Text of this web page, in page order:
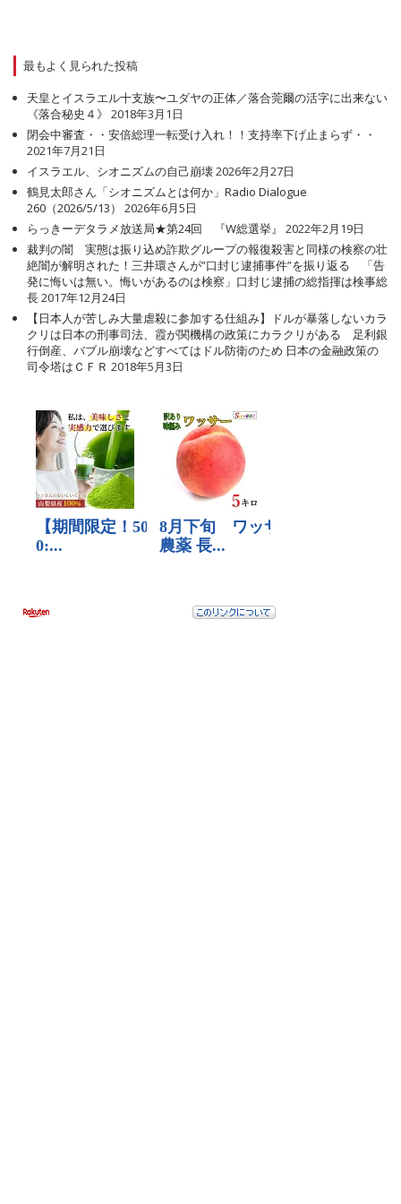
最もよく見られた投稿
天皇とイスラエル十支族〜ユダヤの正体／落合莞爾の活字に出来ない
《落合秘史４》 2018年3月1日
閉会中審査・・安倍総理一転受け入れ！！支持率下げ止まらず・・
2021年7月21日
イスラエル、シオニズムの自己崩壊2026年2月27日
鶴見太郎さん「シオニズムとは何か」Radio Dialogue
260（2026/5/13）
2026年6月5日
らっきーデタラメ放送局★第24回 『W総選挙』
2022年2月19日
裁判の闇 実態は振り込め詐欺グループの報復殺害と同様の検察の壮
絶闇が解明された！三井環さんが”口封じ逮捕事件”を振り返る 「告
発に悔いは無い。悔いがあるのは検察」口封じ逮捕の総指揮は検事総
長2017年12月24日
【日本人が苦しみ大量虐殺に参加する仕組み】ドルが暴落しないカラ
クリは日本の刑事司法、霞が関機構の政策にカラクリがある 足利銀
行倒産、バブル崩壊などすべてはドル防衛のため 日本の金融政策の
司令塔はＣＦＲ 2018年5月3日